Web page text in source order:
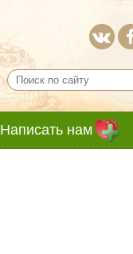
Написать нам